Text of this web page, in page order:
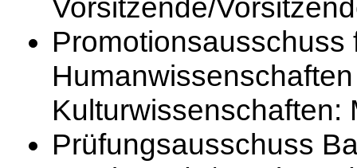
Vorsitzende/
Promotionsausschuss
Kulturwissenschaften:
Prüfungsausschuss